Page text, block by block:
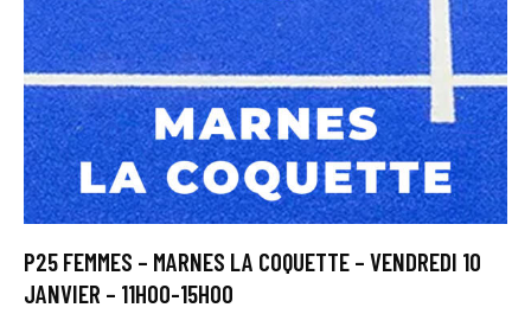
P25 FEMMES – MARNES LA COQUETTE – VENDREDI 10
JANVIER – 11H00-15H00